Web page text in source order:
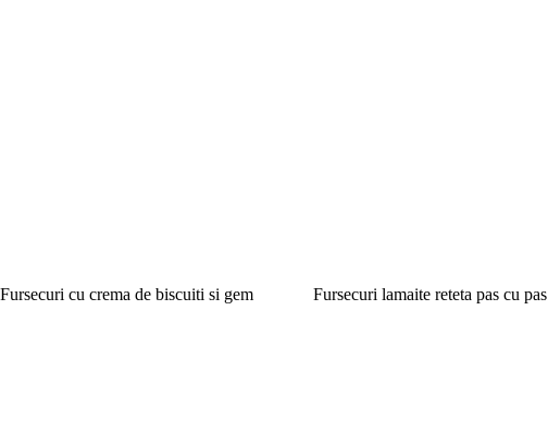
Fursecuri cu crema de biscuiti si gem Fursecuri lamaite reteta pas cu pas